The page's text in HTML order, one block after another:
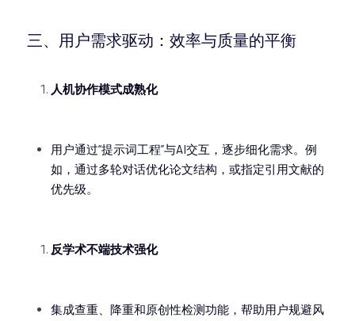
三、用户需求驱动：效率与质量的平衡
人机协作模式成熟化
用户通过“提示词工程”与AI交互，逐步细化需求。例
如，通过多轮对话优化论文结构，或指定引用文献的
优先级。
反学术不端技术强化
集成查重、降重和原创性检测功能，帮助用户规避风